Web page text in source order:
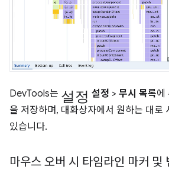
DevTools는 설정 설정 > 무시 목록에
을 저장하며, 대화상자에서 원하는 대로
있습니다.
마우스 오버 시 타임라인 마커 및